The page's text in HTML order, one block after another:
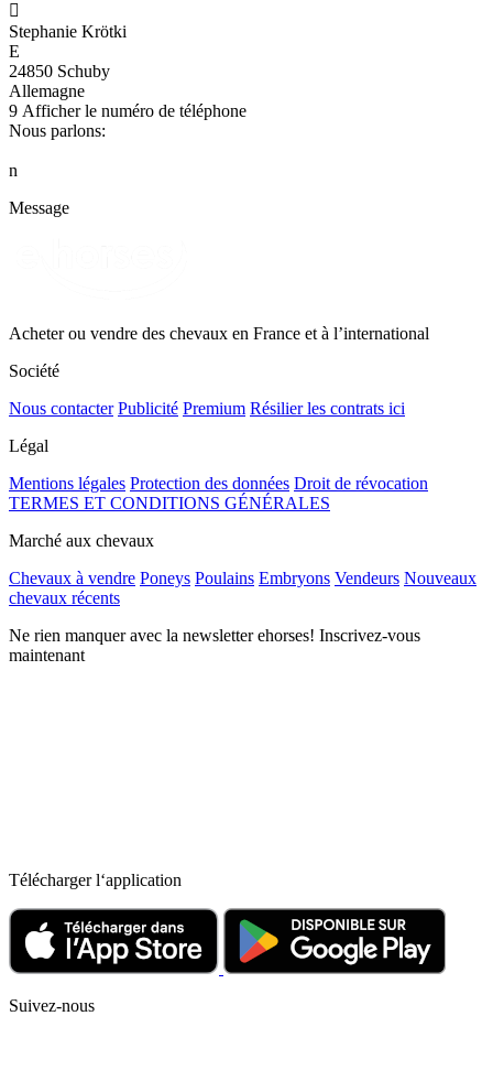

Stephanie Krötki
E
24850 Schuby
Allemagne
9 Afficher le numéro de téléphone
Nous parlons:
n
Message
Acheter ou vendre des chevaux en France et à l’international
Société
Nous contacter Publicité Premium Résilier les contrats ici
Légal
Mentions légales Protection des données Droit de révocation
TERMES ET CONDITIONS GÉNÉRALES
Marché aux chevaux
Chevaux à vendre Poneys Poulains Embryons Vendeurs Nouveaux
chevaux récents
Ne rien manquer avec la newsletter ehorses! Inscrivez-vous
maintenant
Télécharger l‘application
Suivez-nous